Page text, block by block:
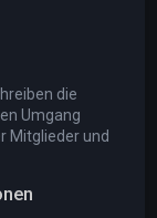
die
Umgang
Mitglieder und